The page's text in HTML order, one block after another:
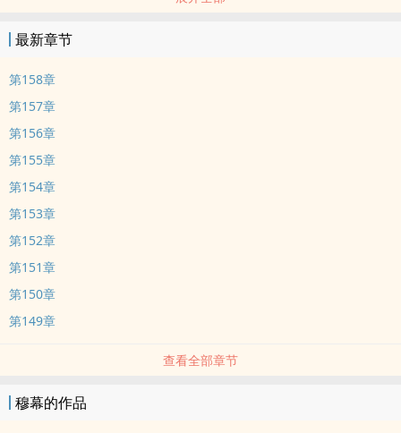
最新章节
第158章
第157章
第156章
第155章
第154章
第153章
第152章
第151章
第150章
第149章
查看全部章节
穆幕的作品